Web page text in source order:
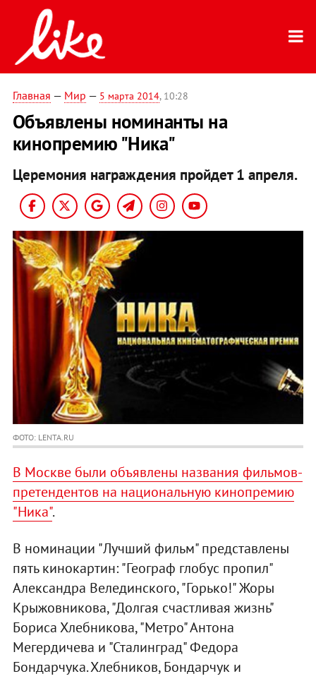
Главная — Мир — 5 марта 2014, 10:28
Объявлены номинанты на
кинопремию "Ника"
Церемония награждения пройдет 1 апреля.
ФОТО: LENTA.RU
В Москве были объявлены названия фильмов-
претендентов на национальную кинопремию
"Ника".
В номинации "Лучший фильм" представлены
пять кинокартин: "Географ глобус пропил"
Александра Велединского, "Горько!" Жоры
Крыжовникова, "Долгая счастливая жизнь"
Бориса Хлебникова, "Метро" Антона
Мегердичева и "Сталинград" Федора
Бондарчука. Хлебников, Бондарчук и